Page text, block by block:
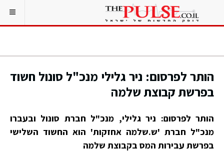
הותר לפרסום: ניר גלילי מנכ"ל סונול חשוד
בפרשת קבוצת שלמה
הותר לפרסום: ניר גלילי, מנכ"ל חברת סונול ובעברו
מנכ"ל חברת 'ש.שלמה אחזקות' הוא החשוד השלישי
בפרשת עבירות המס בקבוצת שלמה